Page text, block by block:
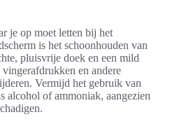
je op moet letten bij het
is het schoonhouden van
pluisvrije doek en een mild
en andere
Vermijd het gebruik van
alcohol of ammoniak, aangezien